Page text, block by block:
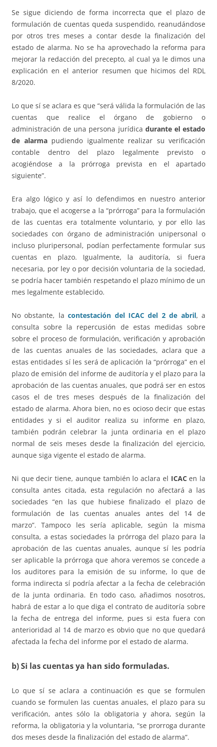
Se sigue diciendo de forma incorrecta que el plazo de
formulación de cuentas queda suspendido, reanudándose
por otros tres meses a contar desde la finalización del
estado de alarma. No se ha aprovechado la reforma para
mejorar la redacción del precepto, al cual ya le dimos una
explicación en el anterior resumen que hicimos del RDL
8/2020.
Lo que sí se aclara es que “será válida la formulación de las
cuentas que realice el órgano de gobierno o
administración de una persona jurídica durante el estado
de alarmapudiendo igualmente realizar su verificación
contable dentro del plazo legalmente previsto o
acogiéndose a la prórroga prevista en el apartado
siguiente”.
Era algo lógico y así lo defendimos en nuestro anterior
trabajo, que el acogerse a la “prórroga” para la formulación
de las cuentas era totalmente voluntario, y por ello las
sociedades con órgano de administración unipersonal o
incluso pluripersonal, podían perfectamente formular sus
cuentas en plazo. Igualmente, la auditoría, si fuera
necesaria, por ley o por decisión voluntaria de la sociedad,
se podría hacer también respetando el plazo mínimo de un
mes legalmente establecido.
No obstante, lacontestación del ICAC del 2 de abril, a
consulta sobre la repercusión de estas medidas sobre
sobre el proceso de formulación, verificación y aprobación
de las cuentas anuales de las sociedades, aclara que a
estas entidades sí les será de aplicación la “prórroga” en el
plazo de emisión del informe de auditoría y el plazo para la
aprobación de las cuentas anuales, que podrá ser en estos
casos el de tres meses después de la finalización del
estado de alarma. Ahora bien, no es ocioso decir que estas
entidades y si el auditor realiza su informe en plazo,
también podrán celebrar la junta ordinaria en el plazo
normal de seis meses desde la finalización del ejercicio,
aunque siga vigente el estado de alarma.
Ni que decir tiene, aunque también lo aclara el ICACen la
consulta antes citada, esta regulación no afectará a las
sociedades “en las que hubiese finalizado el plazo de
formulación de las cuentas anuales antes del 14 de
marzo”. Tampoco les sería aplicable, según la misma
consulta, a estas sociedades la prórroga del plazo para la
aprobación de las cuentas anuales, aunque sí les podría
ser aplicable la prórroga que ahora veremos se concede a
los auditores para la emisión de su informe, lo que de
forma indirecta sí podría afectar a la fecha de celebración
de la junta ordinaria. En todo caso, añadimos nosotros,
habrá de estar a lo que diga el contrato de auditoría sobre
la fecha de entrega del informe, pues si esta fuera con
anterioridad al 14 de marzo es obvio que no que quedará
afectada la fecha del informe por el estado de alarma.
b) Si las cuentas ya han sido formuladas.
Lo que sí se aclara a continuación es que se formulen
cuando se formulen las cuentas anuales, el plazo para su
verificación, antes sólo la obligatoria y ahora, según la
reforma, la obligatoria y la voluntaria, “se prorroga durante
dos meses desde la finalización del estado de alarma”.